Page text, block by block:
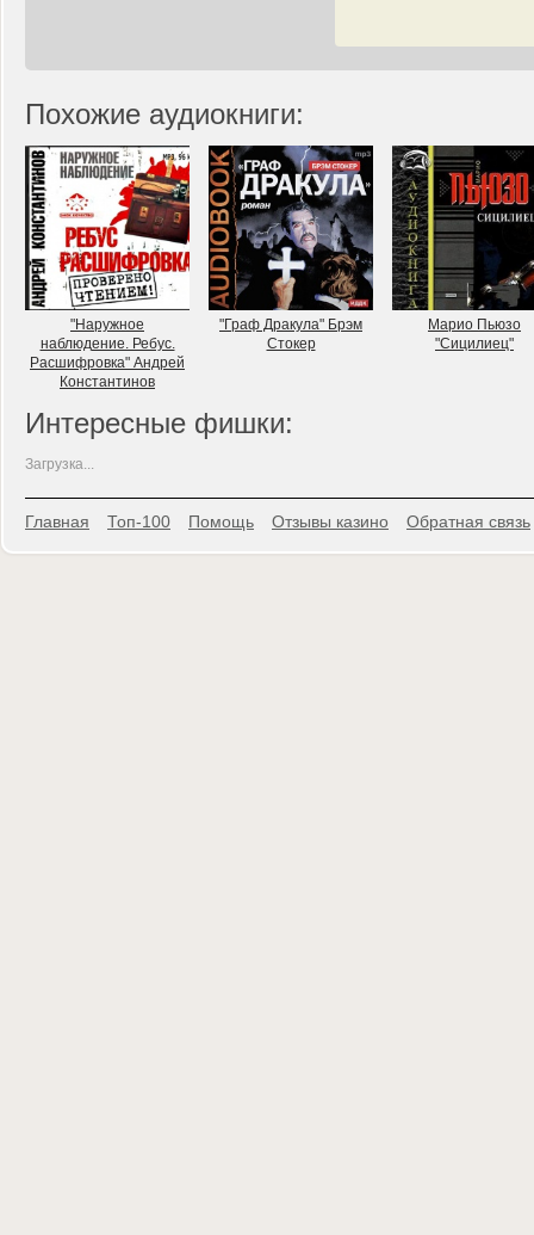
Похожие аудиокниги:
"Наружное
наблюдение. Ребус.
Расшифровка" Андрей
Константинов
"Граф Дракула" Брэм
Стокер
Марио Пьюзо
"Сицилиец"
Интересные фишки:
Загрузка...
Главная Топ-100 Помощь Отзывы казино Обратная связь